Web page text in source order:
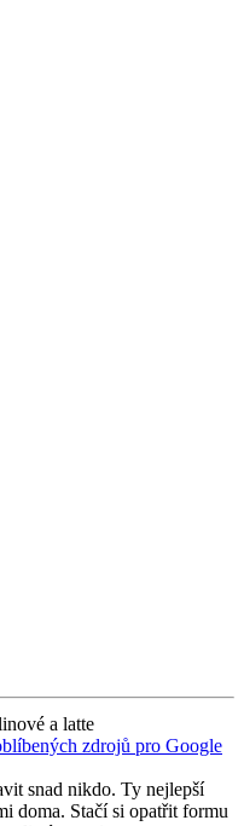
a latte
zdrojů pro Google
snad nikdo. Ty nejlepší
doma. Stačí si opatřit formu